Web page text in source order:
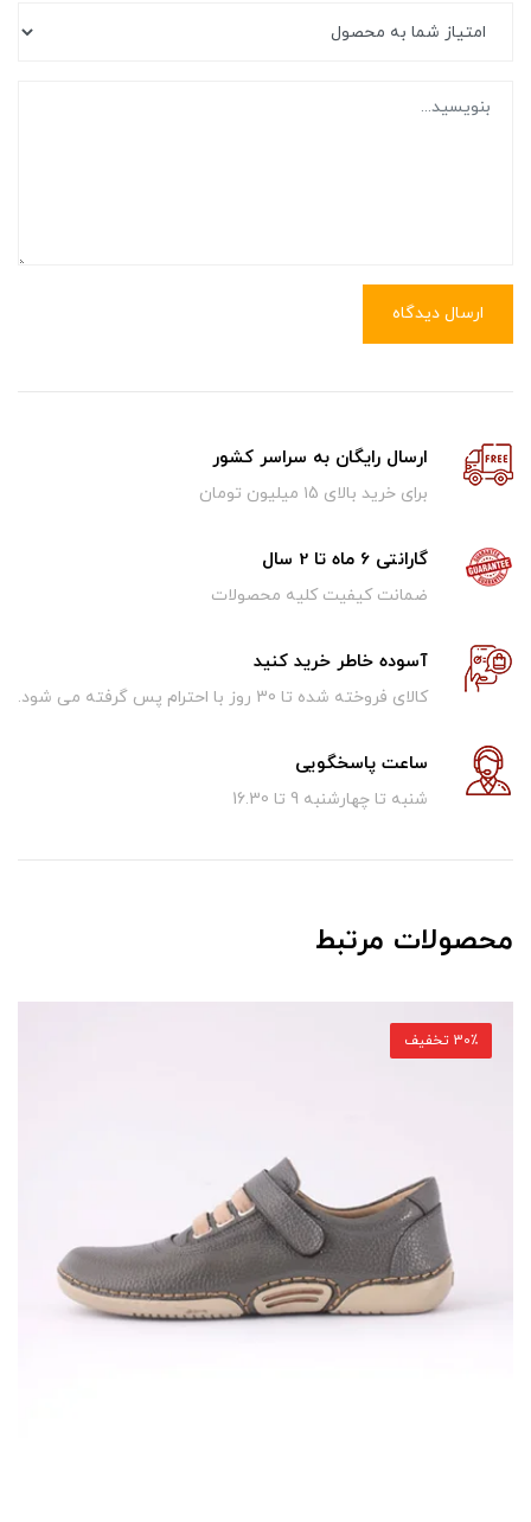
ارسال دیدگاه
ارسال رایگان به سراسر کشور
برای خرید بالای ۱5 میلیون تومان
گارانتی 6 ماه تا 2 سال
ضمانت کیفیت کلیه محصولات
آسوده خاطر خرید کنید
کالای فروخته شده تا 30 روز با احترام پس گرفته می شود.
ساعت پاسخگویی
شنبه تا چهارشنبه 9 تا 16.30
محصولات مرتبط
30٪ تخفیف